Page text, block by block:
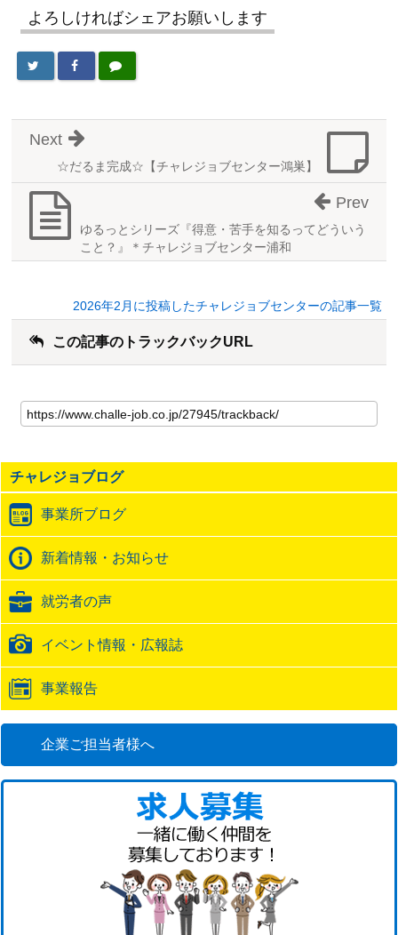
よろしければシェアお願いします
☆だるま完成☆【チャレジョブセンター鴻巣】
Next
ゆるっとシリーズ『得意・苦手を知るってどういう
こと？』＊チャレジョブセンター浦和
Prev
2026年2月に投稿したチャレジョブセンターの記事一覧
この記事のトラックバックURL
の
記
の
ト
ッ
ク
バ
ッ
ク
URL
チャレジョブログ
事業所ブログ
新着情報・お知らせ
就労者の声
イベント情報・広報誌
事業報告
企業ご担当者様へ